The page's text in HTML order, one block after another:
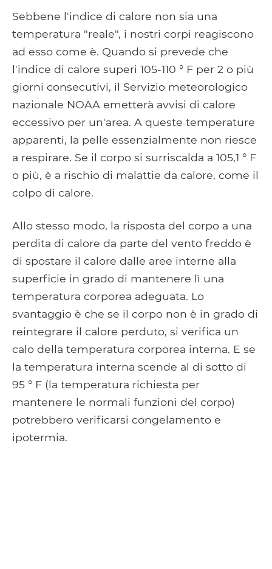
Sebbene l'indice di calore non sia una
temperatura "reale", i nostri corpi reagiscono
ad esso come è. Quando si prevede che
l'indice di calore superi 105-110 ° F per 2 o più
giorni consecutivi, il Servizio meteorologico
nazionale NOAA emetterà avvisi di calore
eccessivo per un'area. A queste temperature
apparenti, la pelle essenzialmente non riesce
a respirare. Se il corpo si surriscalda a 105,1 ° F
o più, è a rischio di malattie da calore, come il
colpo di calore.
Allo stesso modo, la risposta del corpo a una
perdita di calore da parte del vento freddo è
di spostare il calore dalle aree interne alla
superficie in grado di mantenere lì una
temperatura corporea adeguata. Lo
svantaggio è che se il corpo non è in grado di
reintegrare il calore perduto, si verifica un
calo della temperatura corporea interna. E se
la temperatura interna scende al di sotto di
95 ° F (la temperatura richiesta per
mantenere le normali funzioni del corpo)
potrebbero verificarsi congelamento e
ipotermia.